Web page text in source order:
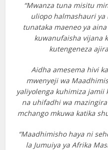
“Mwanza tuna misitu
uliopo halmashauri ya
tunataka maeneo ya
kuwanufaisha vijana
kutengeneza
Aidha amesema hivi
mwenyeji wa
yaliyolenga kuhimiza
na uhifadhi wa
mchango mkuwa katika
“Maadhimisho haya ni
la Jumuiya ya Afrika